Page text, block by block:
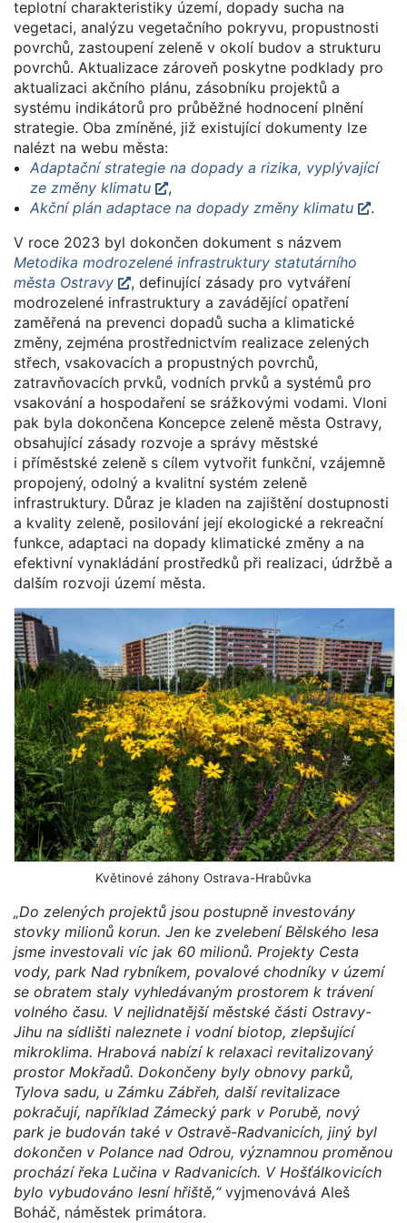
teplotní charakteristiky území, dopady sucha na
vegetaci, analýzu vegetačního pokryvu, propustnosti
povrchů, zastoupení zeleně v okolí budov a strukturu
povrchů. Aktualizace zároveň poskytne podklady pro
aktualizaci akčního plánu, zásobníku projektů a
systému indikátorů pro průběžné hodnocení plnění
strategie. Oba zmíněné, již existující dokumenty lze
nalézt na webu města:
Adaptační strategie na dopady a rizika, vyplývající
ze změny klimatu
,
Akční plán adaptace na dopady změny klimatu
.
V roce 2023 byl dokončen dokument s názvem
Metodika modrozelené infrastruktury statutárního
města Ostravy
, definující zásady pro vytváření
modrozelené infrastruktury a zavádějící opatření
zaměřená na prevenci dopadů sucha a klimatické
změny, zejména prostřednictvím realizace zelených
střech, vsakovacích a propustných povrchů,
zatravňovacích prvků, vodních prvků a systémů pro
vsakování a hospodaření se srážkovými vodami. Vloni
pak byla dokončena Koncepce zeleně města Ostravy,
obsahující zásady rozvoje a správy městské
i příměstské zeleně s cílem vytvořit funkční, vzájemně
propojený, odolný a kvalitní systém zeleně
infrastruktury. Důraz je kladen na zajištění dostupnosti
a kvality zeleně, posilování její ekologické a rekreační
funkce, adaptaci na dopady klimatické změny a na
efektivní vynakládání prostředků při realizaci, údržbě a
dalším rozvoji území města.
Květinové záhony Ostrava-Hrabůvka
„Do zelených projektů jsou postupně investovány
stovky milionů korun. Jen ke zvelebení Bělského lesa
jsme investovali víc jak 60 milionů. Projekty Cesta
vody, park Nad rybníkem, povalové chodníky v území
se obratem staly vyhledávaným prostorem k trávení
volného času. V nejlidnatější městské části Ostravy-
Jihu na sídlišti naleznete i vodní biotop, zlepšující
mikroklima. Hrabová nabízí k relaxaci revitalizovaný
prostor Mokřadů. Dokončeny byly obnovy parků,
Tylova sadu, u Zámku Zábřeh, další revitalizace
pokračují, například Zámecký park v Porubě, nový
park je budován také v Ostravě-Radvanicích, jiný byl
dokončen v Polance nad Odrou, významnou proměnou
prochází řeka Lučina v Radvanicích. V Hošťálkovicích
bylo vybudováno lesní hřiště,“vyjmenovává Aleš
Boháč, náměstek primátora.